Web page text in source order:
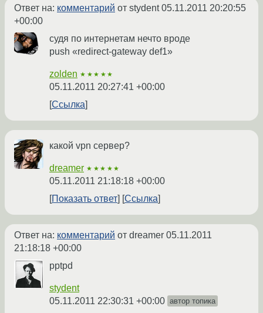
Ответ на: комментарий от stydent05.11.2011 20:20:55
+00:00
судя по интернетам нечто вроде
push «redirect-gateway def1»
zolden ★★★★★
05.11.2011 20:27:41 +00:00
Ссылка
какой vpn сервер?
dreamer ★★★★★
05.11.2011 21:18:18 +00:00
Показать ответ
Ссылка
Ответ на: комментарий от dreamer 05.11.2011
21:18:18 +00:00
pptpd
stydent
05.11.2011 22:30:31 +00:00 автор топика